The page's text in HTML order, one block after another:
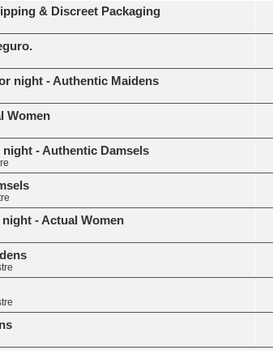
& Discreet Packaging
night - Authentic Maidens
Women
- Authentic Damsels
- Actual Women